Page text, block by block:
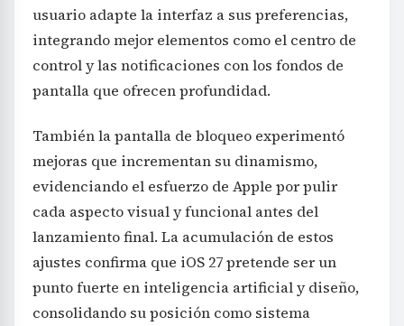
usuario adapte la interfaz a sus preferencias,
integrando mejor elementos como el centro de
control y las notificaciones con los fondos de
pantalla que ofrecen profundidad.
También la pantalla de bloqueo experimentó
mejoras que incrementan su dinamismo,
evidenciando el esfuerzo de Apple por pulir
cada aspecto visual y funcional antes del
lanzamiento final. La acumulación de estos
ajustes confirma que iOS 27 pretende ser un
punto fuerte en inteligencia artificial y diseño,
consolidando su posición como sistema